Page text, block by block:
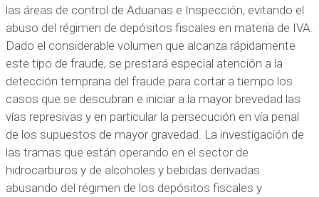
las áreas de control de Aduanas e Inspección, evitando el
abuso del régimen de depósitos fiscales en materia de IVA.
Dado el considerable volumen que alcanza rápidamente
este tipo de fraude, se prestará especial atención a la
detección temprana del fraude para cortar a tiempo los
casos que se descubran e iniciar a la mayor brevedad las
vías represivas y en particular la persecución en vía penal
de los supuestos de mayor gravedad. La investigación de
las tramas que están operando en el sector de
hidrocarburos y de alcoholes y bebidas derivadas
abusando del régimen de los depósitos fiscales y